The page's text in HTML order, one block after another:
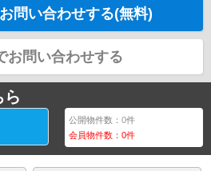
問い合わせする(無料)
お問い合わせする
ら
公開物件数：0件
会員物件数：0件